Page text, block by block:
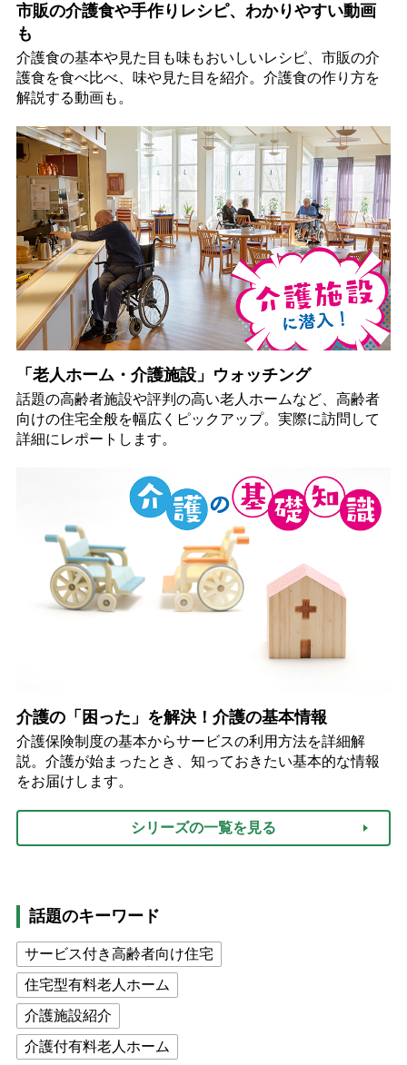
市販の介護食や手作りレシピ、わかりやすい動画
も
介護食の基本や見た目も味もおいしいレシピ、市販の介
護食を食べ比べ、味や見た目を紹介。介護食の作り方を
解説する動画も。
「老人ホーム・介護施設」ウォッチング
話題の高齢者施設や評判の高い老人ホームなど、高齢者
向けの住宅全般を幅広くピックアップ。実際に訪問して
詳細にレポートします。
介護の「困った」を解決！介護の基本情報
介護保険制度の基本からサービスの利用方法を詳細解
説。介護が始まったとき、知っておきたい基本的な情報
をお届けします。
シリーズの一覧を見る
話題のキーワード
サービス付き高齢者向け住宅
住宅型有料老人ホーム
介護施設紹介
介護付有料老人ホーム